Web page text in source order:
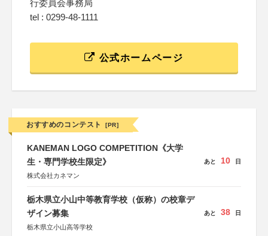
行委員会事務局
tel : 0299-48-1111
公式ホームページ
おすすめのコンテスト [PR]
KANEMAN LOGO COMPETITION《大学
生・専門学校生限定》
株式会社カネマン
あと 10 日
栃木県立小山中等教育学校（仮称）の校章デ
ザイン募集
栃木県立小山高等学校
あと 38 日